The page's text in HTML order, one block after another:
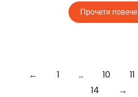
Прочети повече
← 1 … 10 11
14
→